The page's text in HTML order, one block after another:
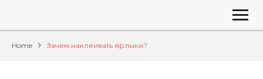
Home Зачем наклеивать ярлыки?